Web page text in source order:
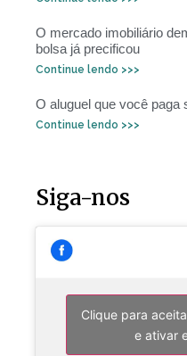
O mercado imobiliário
bolsa já precificou
Continue lendo >>>
O aluguel que você paga
Continue lendo >>>
Siga-nos
Clique para
e ativar